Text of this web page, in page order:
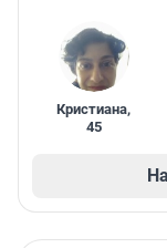
Кристиана,
45